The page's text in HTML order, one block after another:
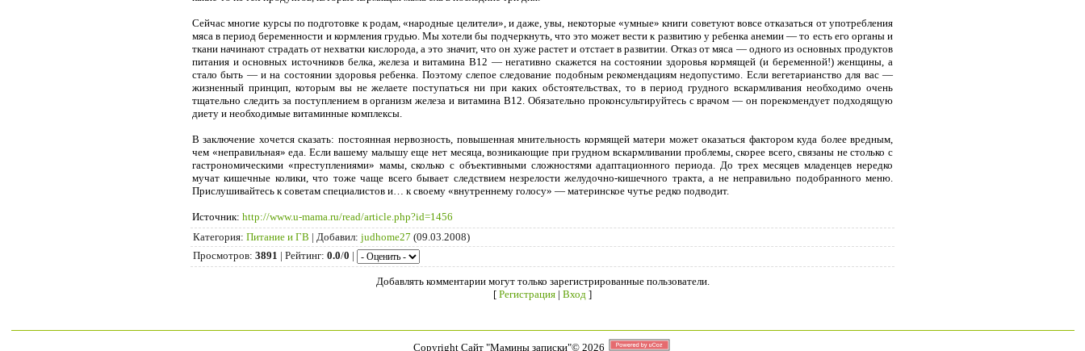
Сейчас многие курсы по подготовке к родам, «народные целители», и даже, увы, некоторые «умные» книги советуют вовсе отказаться от употребления
мяса в период беременности и кормления грудью. Мы хотели бы подчеркнуть, что это может вести к развитию у ребенка анемии — то есть его органы и
ткани начинают страдать от нехватки кислорода, а это значит, что он хуже растет и отстает в развитии. Отказ от мяса — одного из основных продуктов
питания и основных источников белка, железа и витамина В12 — негативно скажется на состоянии здоровья кормящей (и беременной!) женщины, а
стало быть — и на состоянии здоровья ребенка. Поэтому слепое следование подобным рекомендациям недопустимо. Если вегетарианство для вас —
жизненный принцип, которым вы не желаете поступаться ни при каких обстоятельствах, то в период грудного вскармливания необходимо очень
тщательно следить за поступлением в организм железа и витамина В12. Обязательно проконсультируйтесь с врачом — он порекомендует подходящую
диету и необходимые витаминные комплексы.
В заключение хочется сказать: постоянная нервозность, повышенная мнительность кормящей матери может оказаться фактором куда более вредным,
чем «неправильная» еда. Если вашему малышу еще нет месяца, возникающие при грудном вскармливании проблемы, скорее всего, связаны не столько с
гастрономическими «преступлениями» мамы, сколько с объективными сложностями адаптационного периода. До трех месяцев младенцев нередко
мучат кишечные колики, что тоже чаще всего бывает следствием незрелости желудочно-кишечного тракта, а не неправильно подобранного меню.
Прислушивайтесь к советам специалистов и… к своему «внутреннему голосу» — материнское чутье редко подводит.
Источник: http://www.u-mama.ru/read/article.php?id=1456
Категория: Питание и ГВ | Добавил: judhome27 (09.03.2008)
Просмотров: 3891 | Рейтинг: 0.0/0 |
Добавлять комментарии могут только зарегистрированные пользователи.
[ Регистрация | Вход ]
Copyright Сайт "Мамины записки"© 2026